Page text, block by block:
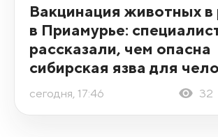
Вакцинация животных в
в Приамурье:
рассказали, чем опасна
сибирская язва для
сегодня, 17:46 32